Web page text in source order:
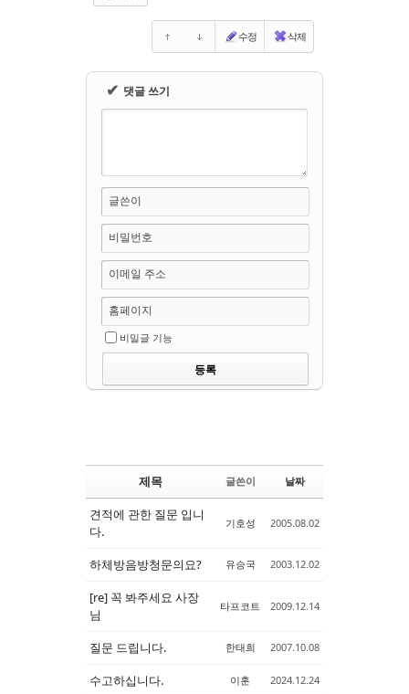
수정 삭제
✔ 댓글 쓰기
글쓴이
비밀번호
이메일 주소
홈페이지
비밀글 기능
제목 글쓴이 날짜
견적에 관한 질문 입니
다.
기호성 2005.08.02
하체방음방청문의요? 유승국 2003.12.02
[re] 꼭 봐주세요 사장
님
타프코트 2009.12.14
질문 드립니다. 한태희 2007.10.08
수고하십니다. 이훈 2024.12.24